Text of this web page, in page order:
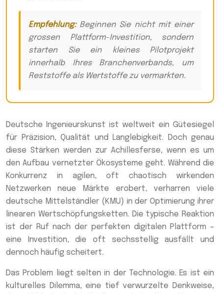
Empfehlung:Beginnen Sie nicht mit einer
grossen Plattform-Investition, sondern
starten Sie ein kleines Pilotprojekt
innerhalb Ihres Branchenverbands, um
Reststoffe als Wertstoffe zu vermarkten.
Deutsche Ingenieurskunst ist weltweit ein Gütesiegel
für Präzision, Qualität und Langlebigkeit. Doch genau
diese Stärken werden zur Achillesferse, wenn es um
den Aufbau vernetzter Ökosysteme geht. Während die
Konkurrenz in agilen, oft chaotisch wirkenden
Netzwerken neue Märkte erobert, verharren viele
deutsche Mittelständler (KMU) in der Optimierung ihrer
linearen Wertschöpfungsketten. Die typische Reaktion
ist der Ruf nach der perfekten digitalen Plattform –
eine Investition, die oft sechsstellig ausfällt und
dennoch häufig scheitert.
Das Problem liegt selten in der Technologie. Es ist ein
kulturelles Dilemma, eine tief verwurzelte Denkweise,